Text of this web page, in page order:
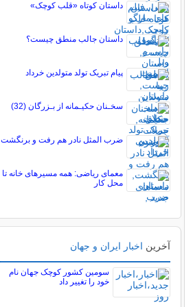
داستان کوتاه «قلب کوچک»
داستان جالب منطق چیست؟
پیام تبریک تولد متولدین خرداد
سخـنان حکیـمانه از بـزرگان (32)
ضرب المثل نادر هم رفت و برنگشت
معمای ریاضی: همه مسیرهای خانه تا
محل کار
آخرین اخبار ایران و جهان
سومین کشور کوچک جهان نام
خود را تغییر داد